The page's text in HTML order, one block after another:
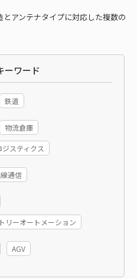
アンテナタイプに対応した複数の
ーワード
鉄道
物流倉庫
スティクス
通信
リーオートメーション
AGV